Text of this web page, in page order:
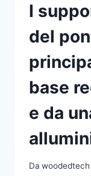
I
del
base
e da
Da woodedtech